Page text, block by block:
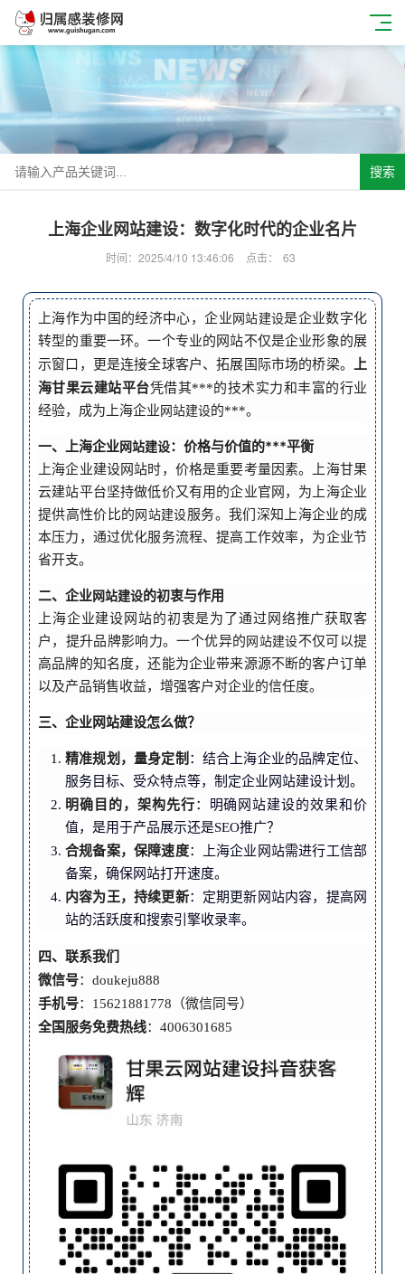
搜索
上海企业网站建设：数字化时代的企业名片
时间：2025/4/10 13:46:06 点击： 63
上海作为中国的经济中心，企业 网站建设是企业数字化
转型的重要一环。一个专业的网站不仅是企业形象的展
示窗口，更是连接全球客户、拓展国际市场的桥梁。 上
海甘果云建站平台凭借其***的技术实力和丰富的行业
经验，成为上海企业 网站建设的***。
一、上海企业网站建设：价格与价值的***平衡
上海企业建设网站时，价格是重要考量因素。上海甘果
云建站平台坚持做低价又有用的企业官网，为上海企业
提供高性价比的 网站建设服务。我们深知上海企业的成
本压力，通过优化服务流程、提高工作效率，为企业节
省开支。
二、企业网站建设的初衷与作用
上海企业建设网站的初衷是为了通过网络推广获取客
户，提升品牌影响力。一个优异的 网站建设不仅可以提
高品牌的知名度，还能为企业带来源源不断的客户订单
以及产品销售收益，增强客户对企业的信任度。
三、企业网站建设怎么做？
精准规划，量身定制 ：结合上海企业的品牌定位、
服务目标、受众特点等，制定企业网站建设计划。
明确目的，架构先行：明确网站建设的效果和价
值，是用于产品展示还是SEO推广？
合规备案，保障速度：上海企业网站需进行工信部
备案，确保网站打开速度。
内容为王，持续更新：定期更新网站内容，提高网
站的活跃度和搜索引擎收录率。
四、联系我们
微信号：doukeju888
手机号：15621881778（微信同号）
全国服务免费热线：4006301685